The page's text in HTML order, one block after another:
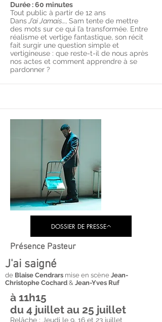
Durée : 60 minutes
Tout public à partir de 12 ans
Dans J’ai Jamais…, Sam tente de mettre
des mots sur ce qui l’a transformée. Entre
réalisme et vertige fantastique, son récit
fait surgir une question simple et
vertigineuse : que reste-t-il de nous après
nos actes et comment apprendre à se
pardonner ?
DOSSIER DE PRESSE
Présence Pasteur
J'ai saigné
de Blaise Cendrars mise en scène Jean-
Christophe Cochard & Jean-Yves Ruf
à 11h15
du 4 juillet au 25 juillet
Relâche : Jeudi le 9, 16 et 23 juillet